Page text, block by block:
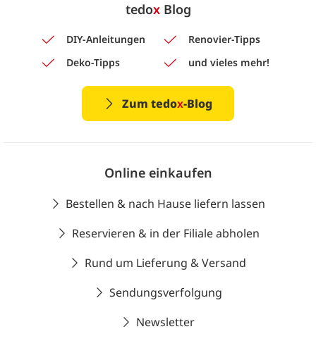
tedoxBlog
DIY-Anleitungen
Renovier-Tipps
Deko-Tipps
und vieles mehr!
Zum tedox-Blog
Online einkaufen
Bestellen & nach Hause liefern lassen
Reservieren & in der Filiale abholen
Rund um Lieferung & Versand
Sendungsverfolgung
Newsletter